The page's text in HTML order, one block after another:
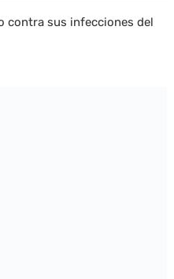
contra sus infecciones del